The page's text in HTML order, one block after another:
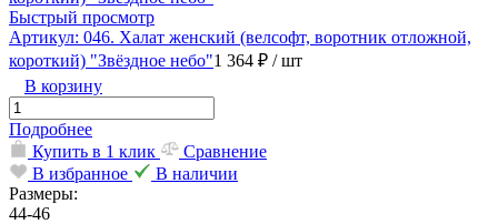
Быстрый просмотр
Артикул: 046. Халат женский (велсофт, воротник отложной,
короткий) "Звёздное небо"1 364 ₽ / шт
В корзину
Подробнее
Купить в 1 клик
Сравнение
В избранное
В наличии
Размеры:
44-46